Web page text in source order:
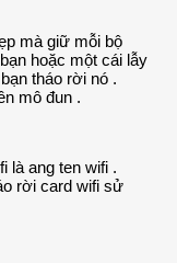
mà giữ mỗi bộ
hoặc một cái lẫy
tháo rời nó .
mô đun .
là ang ten wifi .
rời card wifi sử